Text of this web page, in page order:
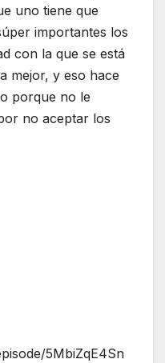
uno tiene que
importantes los
con la que se está
mejor, y eso hace
porque no le
no aceptar los
5MbiZqE4Sn